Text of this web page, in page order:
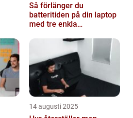
Så förlänger du
batteritiden på din laptop
med tre enkla
14 augusti 2025